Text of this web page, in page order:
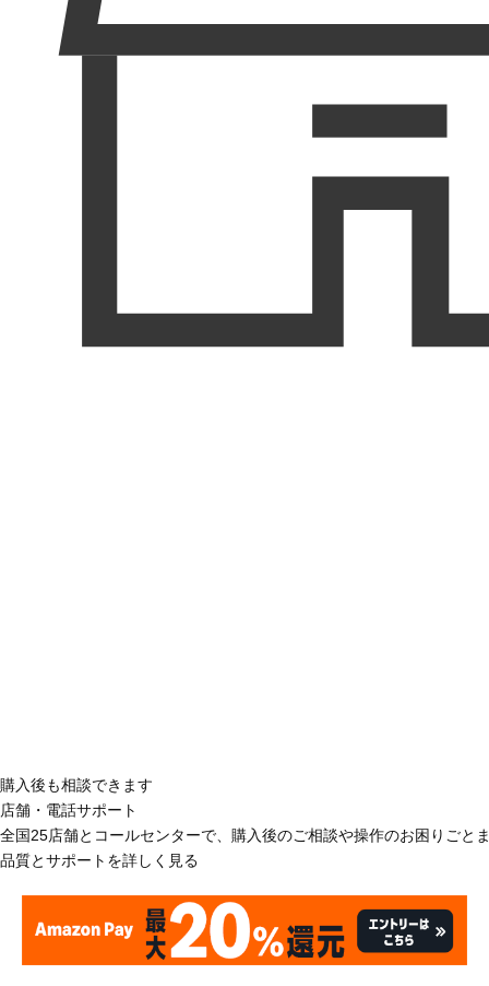
購入後も相談できます
店舗・電話サポート
全国25店舗とコールセンターで、購入後のご相談や操作のお困りごと
品質とサポートを詳しく見る